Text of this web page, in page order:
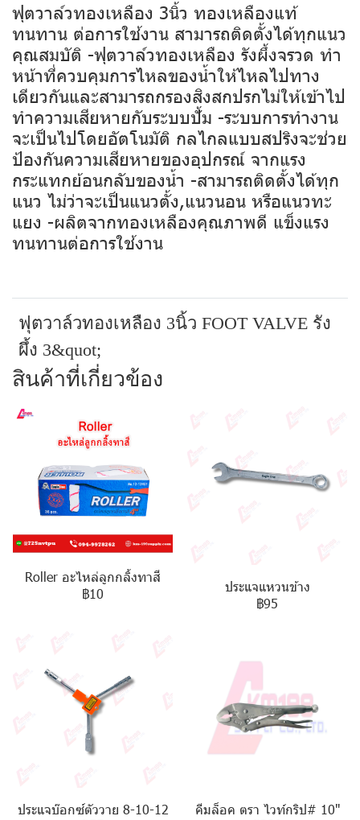
ฟุตวาล์วทองเหลือง 3นิ้ว ทองเหลืองแท้
ทนทาน ต่อการใช้งาน สามารถติดตั้งได้ทุกแนว
คุณสมบัติ -ฟุตวาล์วทองเหลือง รังผึ้งจรวด ทำ
หน้าที่ควบคุมการไหลของน้ำให้ไหลไปทาง
เดียวกันและสามารถกรองสิงสกปรกไม่ให้เข้าไป
ทำความเสียหายกับระบบปั้ม -ระบบการทำงาน
จะเป็นไปโดยอัตโนมัติ กลไกลแบบสปริงจะช่วย
ป้องกันความเสียหายของอุปกรณ์ จากแรง
กระแทกย้อนกลับของน้ำ -สามารถติดตั้งได้ทุก
แนว ไม่ว่าจะเป็นแนวตั้ง,แนวนอน หรือแนวทะ
แยง -ผลิตจากทองเหลืองคุณภาพดี แข็งแรง
ทนทานต่อการใช้งาน
ฟุตวาล์วทองเหลือง 3นิ้ว FOOT VALVE รัง
ผึ้ง 3&quot;
สินค้าที่เกี่ยวข้อง
Roller อะไหล่ลูกกลิ้งทาสี
฿10
ประแจแหวนข้าง
฿95
ประแจบ๊อกซ์ตัววาย 8-10-12
คีมล็อค ตรา ไวท์กริป# 10"